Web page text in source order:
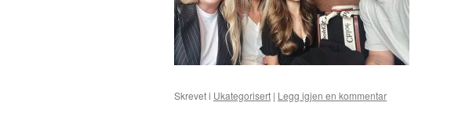
Skrevet i Ukategorisert | Legg igjen en kommentar